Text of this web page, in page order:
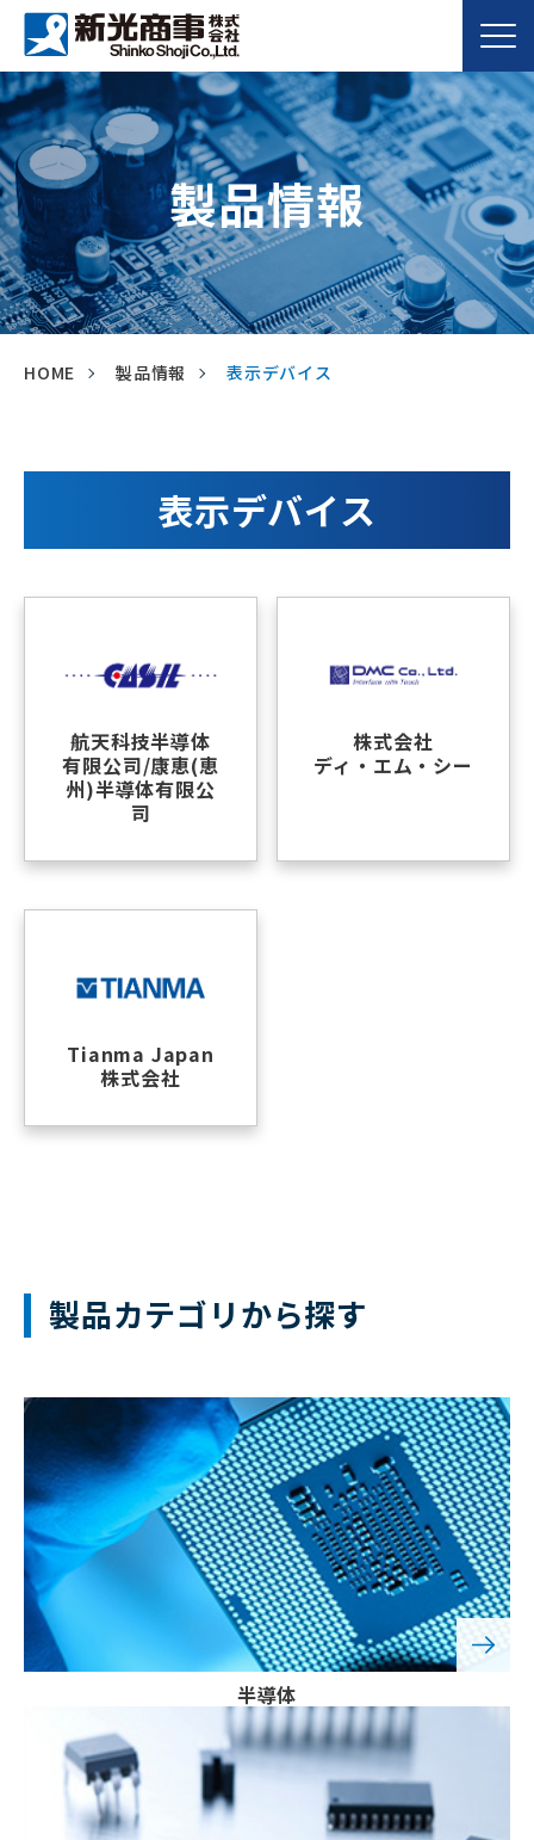
製品情報
HOME 製品情報 表示デバイス
表示デバイス
航天科技半導体
有限公司/康恵(恵
州)半導体有限公
司
株式会社
ディ・エム・シー
Tianma Japan
株式会社
製品カテゴリから探す
半導体